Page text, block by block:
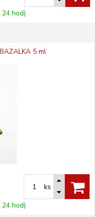
hod)
5 ml
ks
hod)